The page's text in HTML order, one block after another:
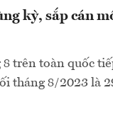
kỳ, sắp cán
trên toàn quốc
tháng 8/2023 là